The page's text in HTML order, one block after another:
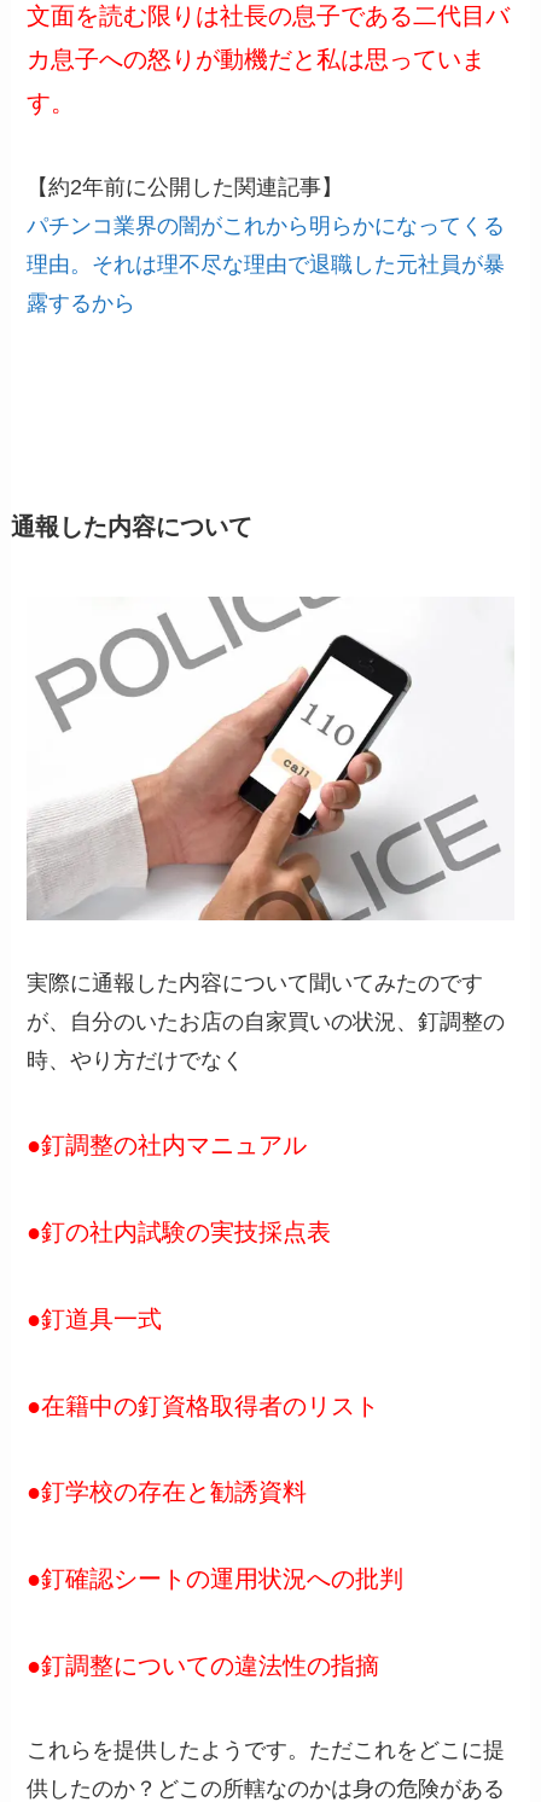
文面を読む限りは社長の息子である二代目バ
カ息子への怒りが動機だと私は思っていま
す。
【約2年前に公開した関連記事】
パチンコ業界の闇がこれから明らかになってくる
理由。それは理不尽な理由で退職した元社員が暴
露するから
通報した内容について
実際に通報した内容について聞いてみたのです
が、自分のいたお店の自家買いの状況、釘調整の
時、やり方だけでなく
●釘調整の社内マニュアル
●釘の社内試験の実技採点表
●釘道具一式
●在籍中の釘資格取得者のリスト
●釘学校の存在と勧誘資料
●釘確認シートの運用状況への批判
●釘調整についての違法性の指摘
これらを提供したようです。ただこれをどこに提
供したのか？どこの所轄なのかは身の危険がある